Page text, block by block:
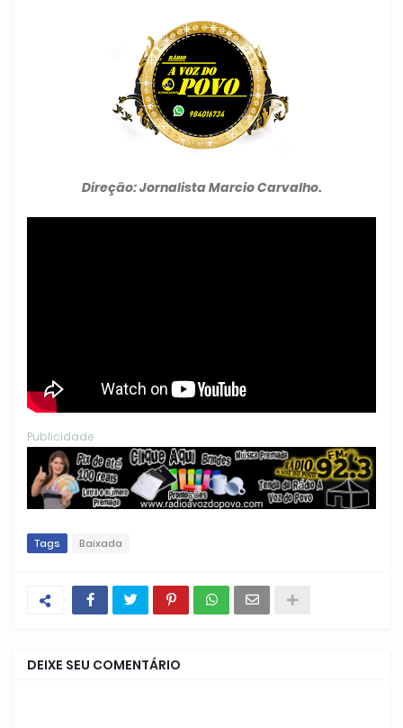
Direção: Jornalista Marcio Carvalho.
Publicidade
Tags Baixada
DEIXE SEU COMENTÁRIO